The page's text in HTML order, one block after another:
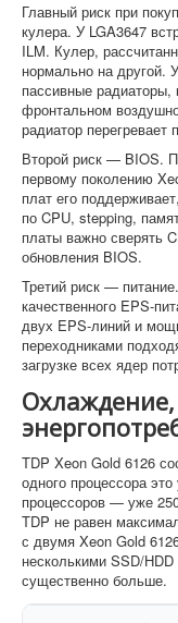
Главный риск при
кулера. У LGA3647
ILM. Кулер,
нормально на другой.
пассивные
фронтальном
радиатор перегревает
Второй риск — BIOS.
первому поколению
плат его
по CPU, stepping,
платы важно сверять
обновления BIOS.
Третий риск —
качественного EPS-
двух EPS-линий и
переходниками
загрузке всех ядер
TDP Xeon Gold 6126
одного процессора
процессоров — уже
TDP не равен
с двумя Xeon Gold
несколькими SSD/
существенно больше.